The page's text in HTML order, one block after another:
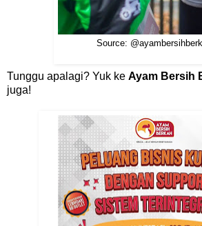
Source:
Tunggu apalagi? Yuk ke Ayam Bersih
juga!